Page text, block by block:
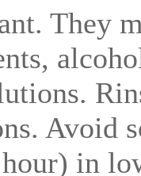
They
Avoid
in